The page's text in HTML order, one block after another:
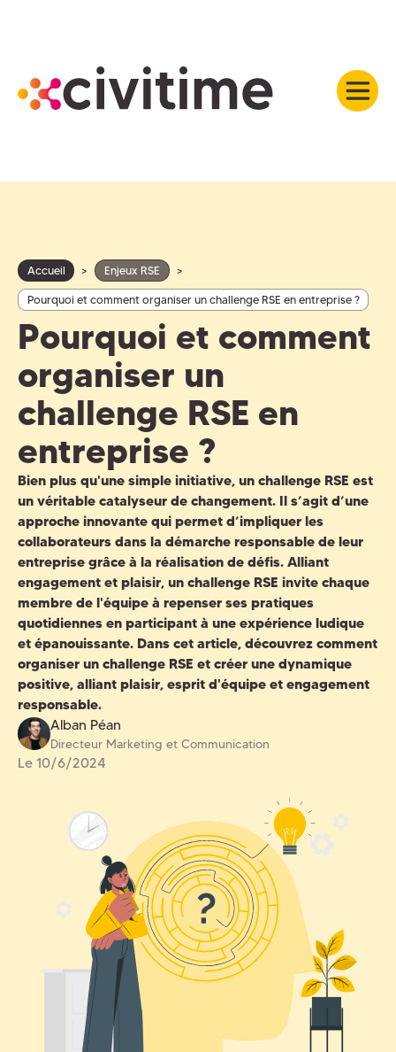
Accueil > Enjeux RSE >
Pourquoi et comment organiser un challenge RSE en entreprise ?
Pourquoi et comment
organiser un
challenge RSE en
entreprise ?
Bien plus qu'une simple initiative, un challenge RSE est
un véritable catalyseur de changement. Il s’agit d’une
approche innovante qui permet d’impliquer les
collaborateurs dans la démarche responsable de leur
entreprise grâce à la réalisation de défis. Alliant
engagement et plaisir, un challenge RSE invite chaque
membre de l'équipe à repenser ses pratiques
quotidiennes en participant à une expérience ludique
et épanouissante. Dans cet article, découvrez comment
organiser un challenge RSE et créer une dynamique
positive, alliant plaisir, esprit d'équipe et engagement
responsable.
Alban Péan
Directeur Marketing et Communication
Le 10/6/2024